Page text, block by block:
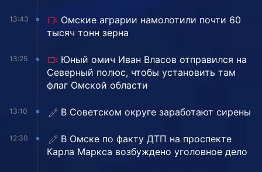
13:43
Омские аграрии намолотили почти 60
тысяч тонн зерна
13:25
Юный омич Иван Власов отправился на
Северный полюс, чтобы установить там
флаг Омской области
13:10 В Советском округе заработают сирены
12:30
В Омске по факту ДТП на проспекте
Карла Маркса возбуждено уголовное дело